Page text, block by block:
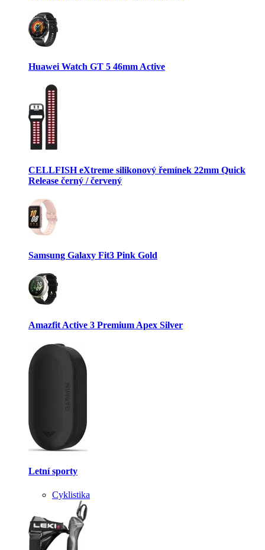
Huawei Watch GT 5 46mm Active
CELLFISH eXtreme silikonový řemínek 22mm Quick
Release černý / červený
Samsung Galaxy Fit3 Pink Gold
Amazfit Active 3 Premium Apex Silver
Letní sporty
Cyklistika